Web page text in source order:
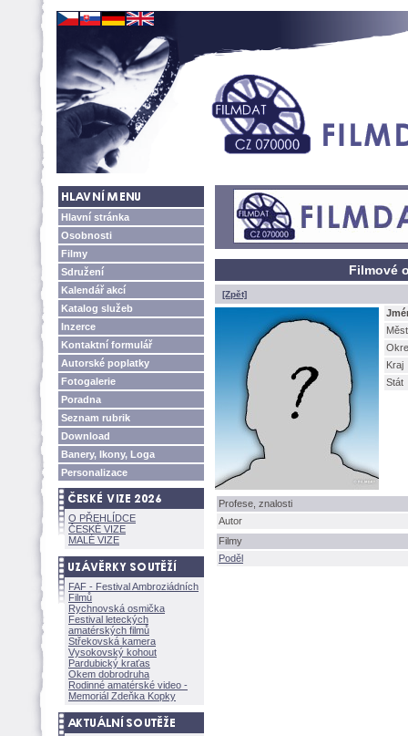
Hlavní stránka
Osobnosti
Filmy
Sdružení
Kalendář akcí
Katalog služeb
Inzerce
Kontaktní formulář
Autorské poplatky
Fotogalerie
Poradna
Seznam rubrik
Download
Banery, Ikony, Loga
Personalizace
O PŘEHLÍDCE
ČESKÉ VIZE
MALÉ VIZE
FAF - Festival Ambroziádních
Filmů
Rychnovská osmička
Festival leteckých
amatérských filmů
Střekovská kamera
Vysokovský kohout
Pardubický kraťas
Okem dobrodruha
Rodinné amatérské video -
Memoriál Zdeňka Kopky
Filmové
[Zpět]
Kraj
Stát
Profese, znalosti
Autor
Filmy
Poděl